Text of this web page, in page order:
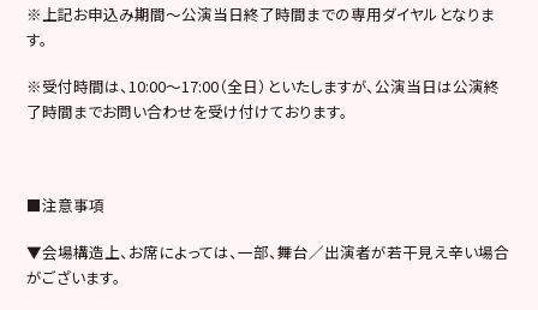
※上記お申込み期間～公演当日終了時間までの専用ダイヤルとなりま
す。
※受付時間は、10:00～17:00（全日）といたしますが、公演当日は公演終
了時間までお問い合わせを受け付けております。
■注意事項
▼会場構造上、お席によっては、一部、舞台／出演者が若干見え辛い場合
がございます。